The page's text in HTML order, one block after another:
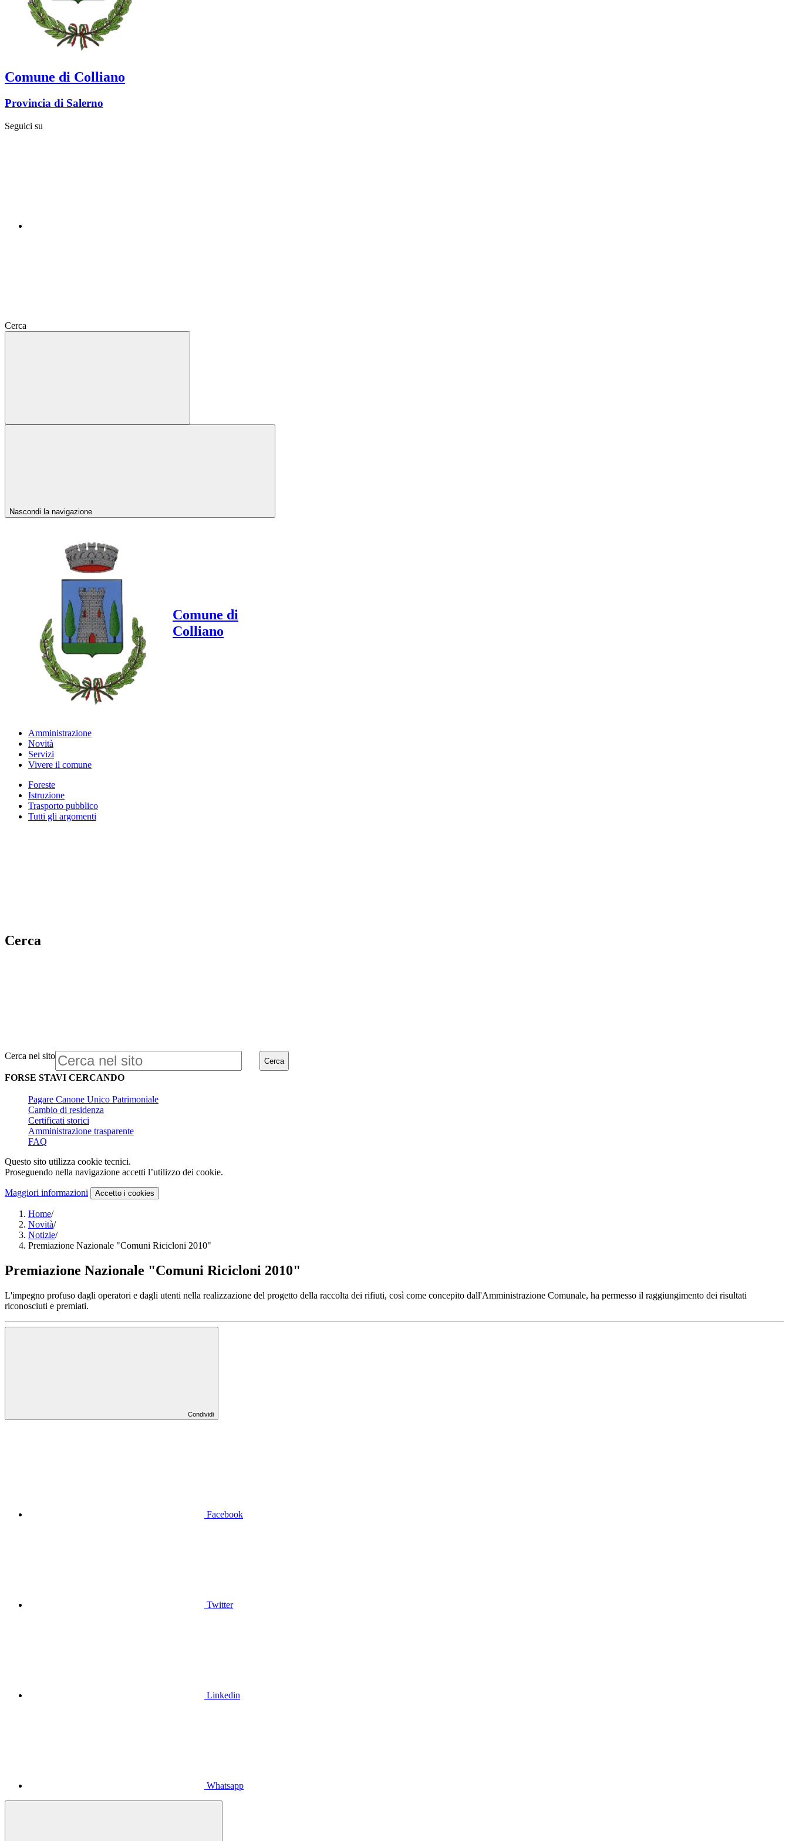
Comune di Colliano
Provincia di Salerno
Seguici su
Cerca
Nascondi la navigazione
Comune di
Colliano
Amministrazione
Novità
Servizi
Vivere il comune
Foreste
Istruzione
Trasporto pubblico
Tutti gli argomenti
Cerca
Cerca nel sito Cerca
FORSE STAVI CERCANDO
Pagare Canone Unico Patrimoniale
Cambio di residenza
Certificati storici
Amministrazione trasparente
FAQ
Questo sito utilizza cookie tecnici.
Proseguendo nella navigazione accetti l’utilizzo dei cookie.
Maggiori informazioni Accetto i cookies
Home/
Novità/
Notizie/
Premiazione Nazionale "Comuni Ricicloni 2010"
Premiazione Nazionale "Comuni Ricicloni 2010"
L'impegno profuso dagli operatori e dagli utenti nella realizzazione del progetto della raccolta dei rifiuti, così come concepito dall'Amministrazione Comunale, ha permesso il raggiungimento dei risultati
riconosciuti e premiati.
Condividi
Facebook
Twitter
Linkedin
Whatsapp